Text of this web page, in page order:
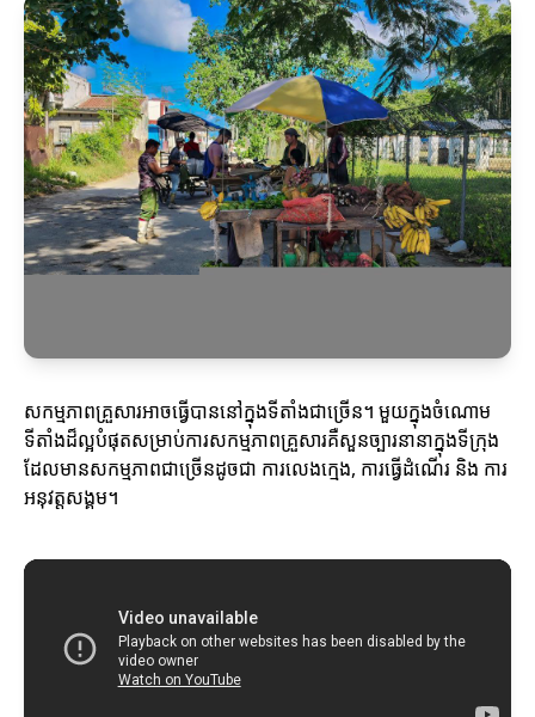
សកម្មភាពគ្រួសារអាចធ្វើបាននៅក្នុងទីតាំងជាច្រើន។ មួយក្នុងចំណោម
ទីតាំងដ៏ល្អបំផុតសម្រាប់ការសកម្មភាពគ្រួសារគឺសួនច្បារនានាក្នុងទីក្រុង
ដែលមានសកម្មភាពជាច្រើនដូចជា ការលេងក្មេង, ការធ្វើដំណើរ និង ការ
អនុវត្តសង្គម។